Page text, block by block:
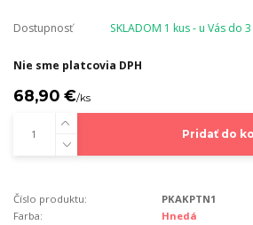
Dostupnosť SKLADOM 1 kus - u Vás do
Nie sme platcovia DPH
68,90 €/ks
Pridať do
Číslo produktu:
PKAKPTN1
Farba:
Hnedá